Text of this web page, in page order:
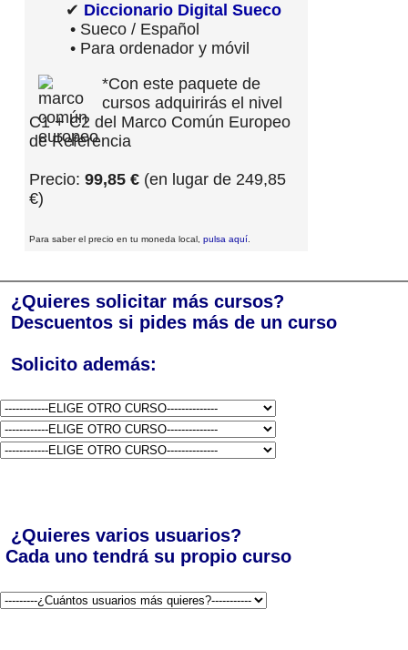
✔ Diccionario Digital Sueco
• Sueco / Español
• Para ordenador y móvil
*Con este paquete de
cursos adquirirás el nivel
C1 + C2 del Marco Común Europeo
de Referencia
Precio: 99,85 € (en lugar de 249,85
€)
Para saber el precio en tu moneda local, pulsa aquí.
¿Quieres solicitar más cursos?
Descuentos si pides más de un curso
Solicito además:
¿Quieres varios usuarios?
Cada uno tendrá su propio curso